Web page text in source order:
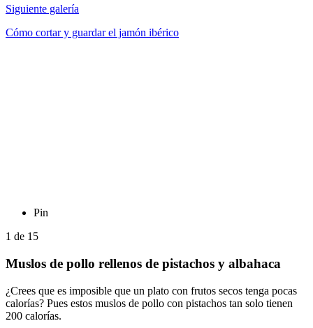
Siguiente galería
Cómo cortar y guardar el jamón ibérico
Pin
1 de 15
Muslos de pollo rellenos de pistachos y albahaca
¿Crees que es imposible que un plato con frutos secos tenga pocas
calorías? Pues estos muslos de pollo con pistachos tan solo tienen
200 calorías.